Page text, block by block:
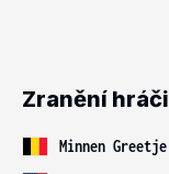
Zranění hráči
Minnen Greetje